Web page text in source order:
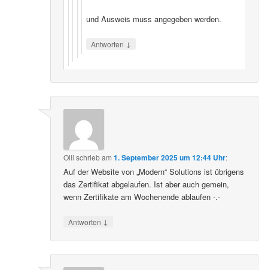
und Ausweis muss angegeben werden.
Antworten ↓
Olli schriebam1. September 2025 um 12:44 Uhr:
Auf der Website von „Modern“ Solutions ist übrigens
das Zertifikat abgelaufen. Ist aber auch gemein,
wenn Zertifikate am Wochenende ablaufen -.-
Antworten ↓